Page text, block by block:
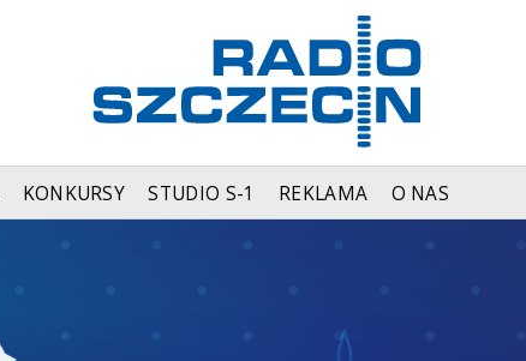
KONKURSY STUDIO S-1 REKLAMA O NAS